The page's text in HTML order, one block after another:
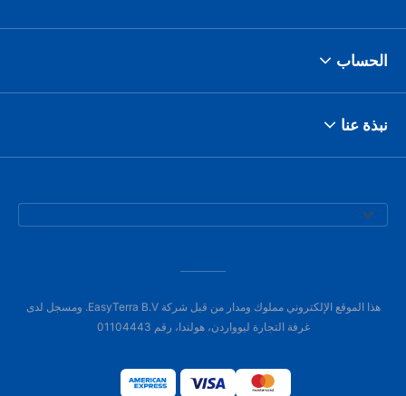
الحساب
نبذة عنا
هذا الموقع الإلكتروني مملوك ومدار من قبل شركة EasyTerra B.V. ومسجل لدى
غرفة التجارة ليوواردن، هولندا، رقم 01104443